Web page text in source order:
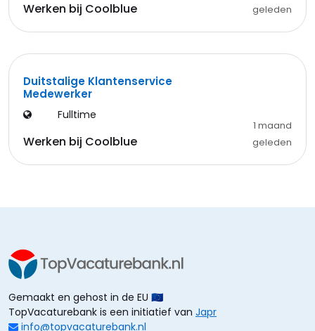
Werken bij Coolblue
geleden
Duitstalige Klantenservice
Medewerker
Fulltime
Werken bij Coolblue
1 maand
geleden
Gemaakt en gehost in de EU 🇪🇺
TopVacaturebank is een initiatief van Japr
info@topvacaturebank.nl